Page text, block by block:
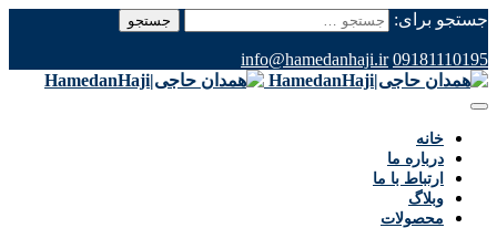
جستجو برای:
09181110195
info@hamedanhaji.ir
خانه
درباره ما
ارتباط با ما
وبلاگ
محصولات